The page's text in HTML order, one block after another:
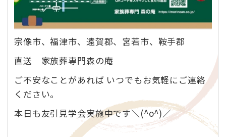
宗像市、福津市、遠賀郡、宮若市、鞍手郡
直送 家族葬専門森の庵
ご不安なことがあれば いつでもお気軽にご連絡
ください。
本日も友引見学会実施中です＼(^o^)／